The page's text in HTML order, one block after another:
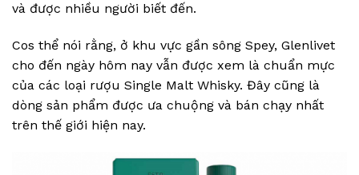
và được nhiều người biết đến.
Cos thể nói rằng, ở khu vực gần sông Spey, Glenlivet
cho đến ngày hôm nay vẫn được xem là chuẩn mực
của các loại rượu Single Malt Whisky. Đây cũng là
dòng sản phẩm được ưa chuộng và bán chạy nhất
trên thế giới hiện nay.